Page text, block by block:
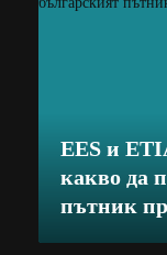
EES и
какво да
пътник